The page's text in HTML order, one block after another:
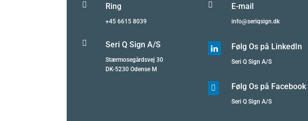
 Ring
+45 6615 8039
 Seri Q Sign A/S
Stærmosegårdsvej 30
DK-5230 Odense M
 E-mail
info@seriqsign.dk
 Følg Os på LinkedIn
Seri Q Sign A/S
 Følg Os på Facebook
Seri Q Sign A/S